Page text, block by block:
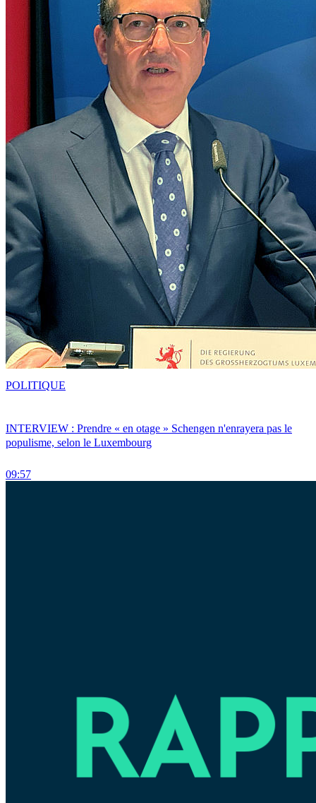
INTERVIEW : Prendre « en otage » Schengen n'enrayera pas le
populisme, selon le Luxembourg
09:57
POLITIQUE